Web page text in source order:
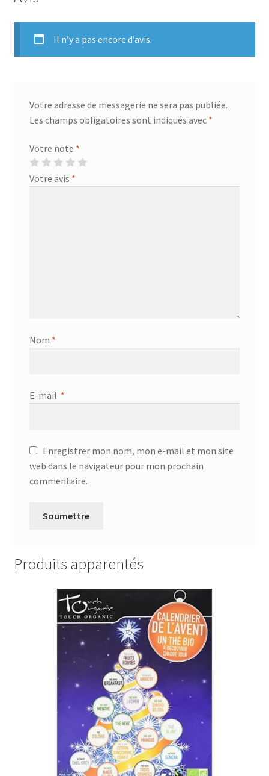
Il n’y a pas encore d’avis.
Votre adresse de messagerie ne sera pas publiée.
Les champs obligatoires sont indiqués avec *
Votre note *
Votre avis *
Nom *
E-mail *
Enregistrer mon nom, mon e-mail et mon site
web dans le navigateur pour mon prochain
commentaire.
Produits apparentés